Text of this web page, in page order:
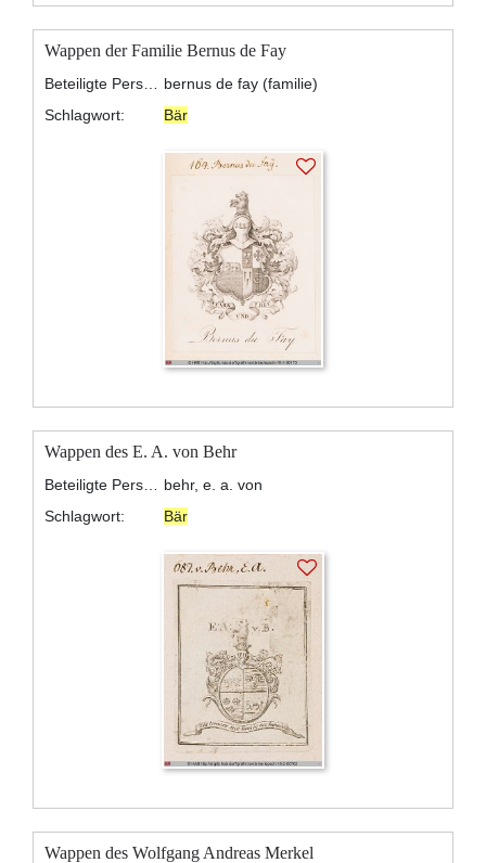
Wappen der Familie Bernus de Fay
bernus de fay (familie)
Schlagwort:
Bär
Wappen des E. A. von Behr
behr, e. a. von
Schlagwort:
Bär
Wappen des Wolfgang Andreas Merkel